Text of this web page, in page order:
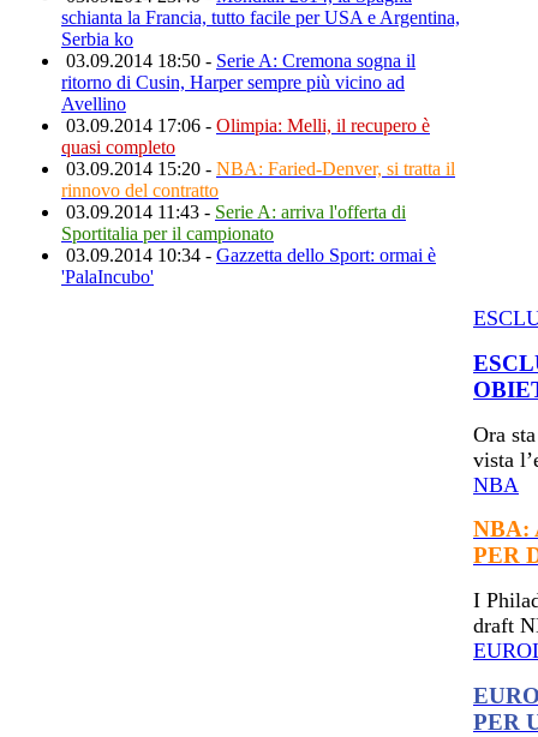
schianta la Francia, tutto facile per USA e Argentina,
Serbia ko
03.09.2014 18:50 - Serie A: Cremona sogna il
ritorno di Cusin, Harper sempre più vicino ad
Avellino
03.09.2014 17:06 - Olimpia: Melli, il recupero è
quasi completo
03.09.2014 15:20 - NBA: Faried-Denver, si tratta il
rinnovo del contratto
03.09.2014 11:43 - Serie A: arriva l'offerta di
Sportitalia per il campionato
03.09.2014 10:34 - Gazzetta dello Sport: ormai è
'PalaIncubo'
Ora
vista
NBA
NBA:
PER
I
draft
PER